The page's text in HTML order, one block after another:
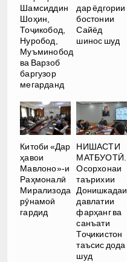
Шамсиддин
Шоҳин,
Тоҷикобод,
Нуробод,
Муъминобод
ва Варзоб
баргузор
мегарданд
дар ёдгории
бостонии
Сайёд
шинос шуд
Китоби «Дар
ҳавои
Мавлоно»-и
Раҳмоналӣ
Мирализода
рӯнамоӣ
гардид
НИШАСТИ
МАТБУОТӢ.
Осорхонаи
таърихии
Донишкадаи
давлатии
фарҳанг ва
санъати
Тоҷикистон
таъсис дода
шуд